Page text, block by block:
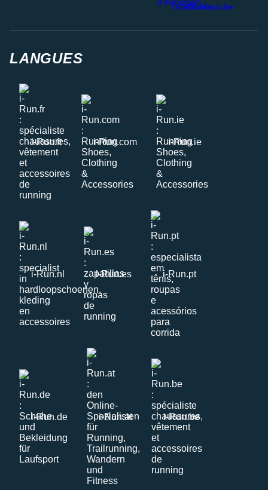
LANGUES
i-Run.fr i-Run.com i-Run.ie
i-Run.nl i-Run.es i-Run.pt
i-Run.de i-Run.at i-Run.be